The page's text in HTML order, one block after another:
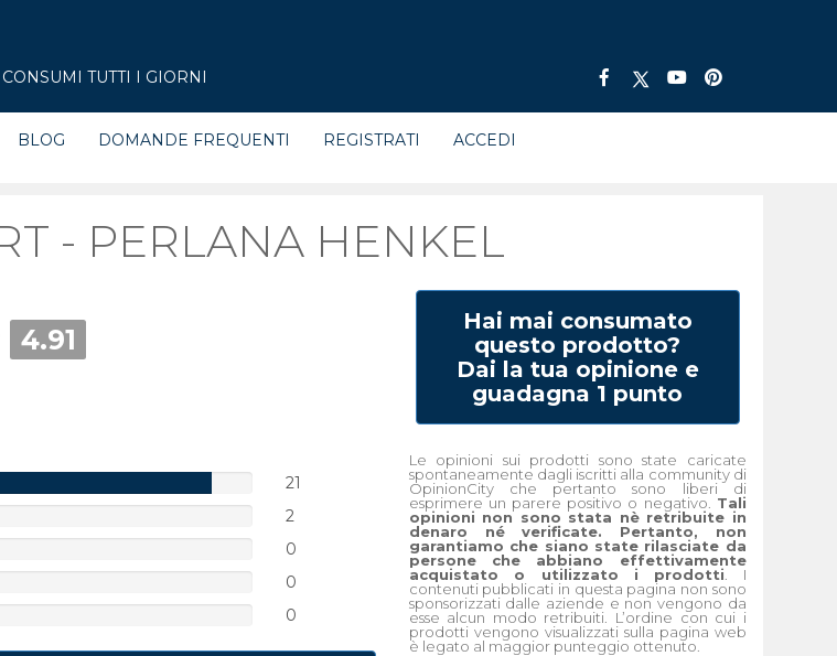
TUTTI I GIORNI
BLOG DOMANDE FREQUENTI REGISTRATI ACCEDI
- PERLANA HENKEL
4.91
21
2
0
0
0
Hai mai consumato
questo prodotto?
Dai la tua opinione e
guadagna 1 punto
Le opinioni sui prodotti sono state caricate
spontaneamente dagli iscritti alla community di
OpinionCity che pertanto sono liberi di
esprimere un parere positivo o negativo. Tali
opinioni non sono stata nè retribuite in
denaro né verificate. Pertanto, non
garantiamo che siano state rilasciate da
persone che abbiano effettivamente
acquistato o utilizzato i prodotti . I
contenuti pubblicati in questa pagina non sono
sponsorizzati dalle aziende e non vengono da
esse alcun modo retribuiti. L’ordine con cui i
prodotti vengono visualizzati sulla pagina web
è legato al maggior punteggio ottenuto.